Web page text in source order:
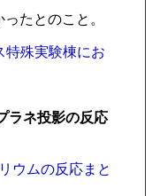
たとのこと。
特殊実験棟にお
ラネ投影の反応
ウムの反応まと